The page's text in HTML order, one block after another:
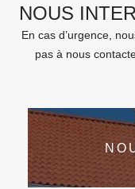
NOUS
En cas d’urgence,
pas à nous